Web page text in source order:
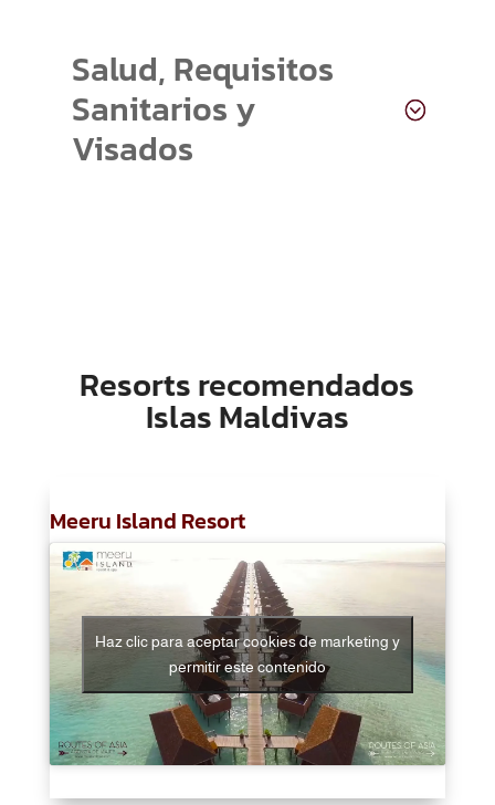
Salud, Requisitos
Sanitarios y
Visados
Resorts recomendados
Islas Maldivas
Meeru Island Resort
Haz clic para aceptar cookies de marketing y
permitir este contenido